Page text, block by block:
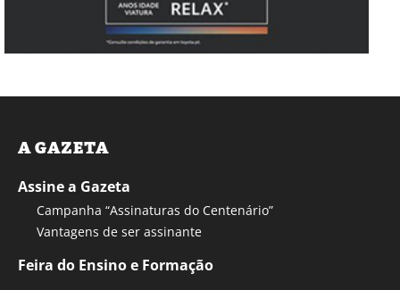
A GAZETA
Assine a Gazeta
Campanha “Assinaturas do Centenário”
Vantagens de ser assinante
Feira do Ensino e Formação